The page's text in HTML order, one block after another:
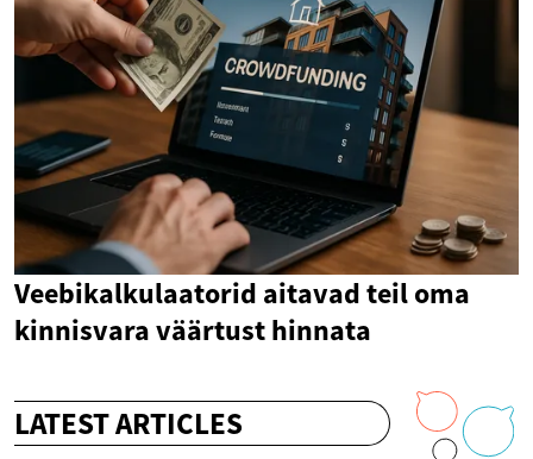
Veebikalkulaatorid aitavad teil oma
kinnisvara väärtust hinnata
LATEST ARTICLES